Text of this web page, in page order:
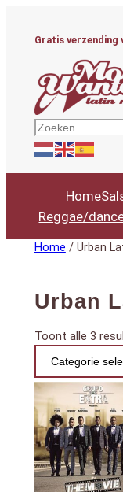
Gratis verzending
Zoeken
Home
Reggae/
Home / Urban
Urban
Toont alle 3